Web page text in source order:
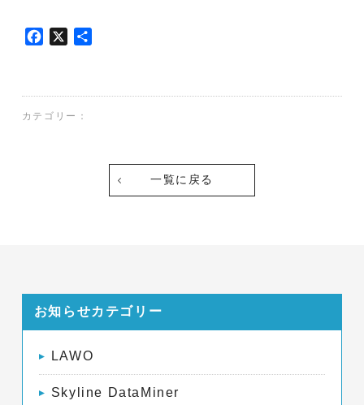
X
カテゴリー：
一覧に戻る
お知らせカテゴリー
LAWO
Skyline DataMiner